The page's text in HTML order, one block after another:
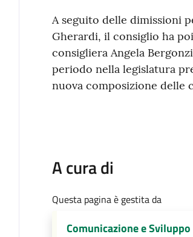
A seguito delle dimissioni
Gherardi, il consiglio ha
consigliera Angela
periodo nella legislatura
nuova composizione delle
A cura di
Questa pagina è gestita da
Comunicazione e Sviluppo